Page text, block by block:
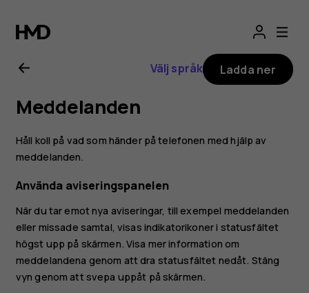
för
Nokia
8.1
Välj språk Ladda ner
Meddelanden
Håll koll på vad som händer på telefonen med hjälp av
meddelanden.
Använda aviseringspanelen
När du tar emot nya aviseringar, till exempel meddelanden
eller missade samtal, visas indikatorikoner i statusfältet
högst upp på skärmen. Visa mer information om
meddelandena genom att dra statusfältet nedåt. Stäng
vyn genom att svepa uppåt på skärmen.